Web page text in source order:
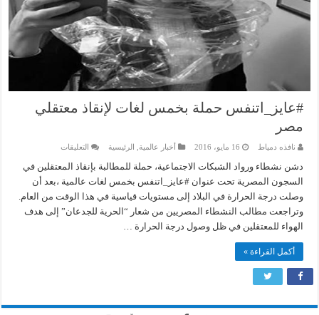
#عايز_اتنفس حملة بخمس لغات لإنقاذ معتقلي
مصر
نافذه دمياط 16 مايو، 2016 أخبار عالمية, الرئيسية التعليقاتعلى
حملة
بخمس
لغات
معتقلي
مصر
دشن نشطاء ورواد الشبكات الاجتماعية، حملة للمطالبة بإنقاذ المعتقلين في
السجون المصرية تحت عنوان #عايز_اتنفس بخمس لغات عالمية ،بعد أن
وصلت درجة الحرارة في البلاد إلى مستويات قياسية في هذا الوقت من العام.
وتراجعت مطالب النشطاء المصريين من شعار “الحرية للجدعان” إلى هدف
الهواء للمعتقلين في ظل وصول درجة الحرارة …
أكمل القراءة »